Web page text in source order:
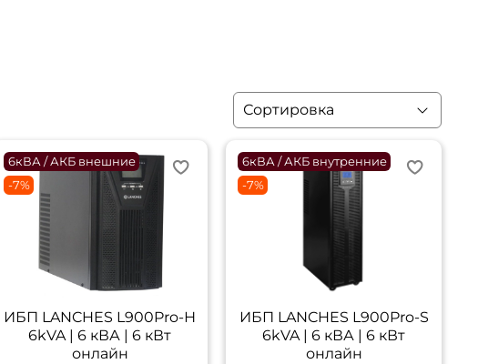
6кВА / АКБ внешние
-7%
ИБП LANCHES L900Pro-Н
6kVA | 6 кВА | 6 кВт
онлайн
6кВА / АКБ внутренние
-7%
ИБП LANCHES L900Pro-S
6kVA | 6 кВА | 6 кВт
онлайн